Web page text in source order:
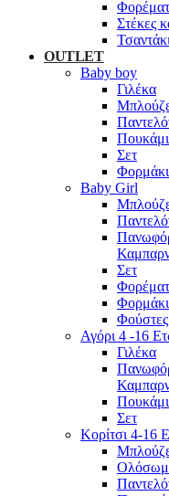
Στέκες
OUTLET
Baby boy
Γιλέκα
Σετ
Baby Girl
Σετ
Φούστες
Αγόρι 4 -16
Γιλέκα
Σετ
Κορίτσι 4-16